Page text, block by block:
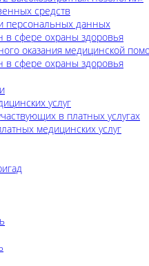
средств
персональных данных
в сфере охраны здоровья
оказания медицинской
в сфере охраны здоровья
услуг
в платных услугах
медицинских услуг